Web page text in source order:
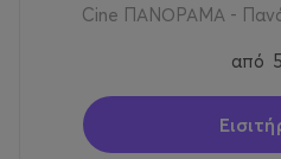
Cine ΠΑΝΟΡΑΜΑ -
από